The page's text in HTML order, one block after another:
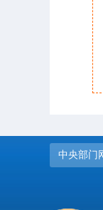
中央部门